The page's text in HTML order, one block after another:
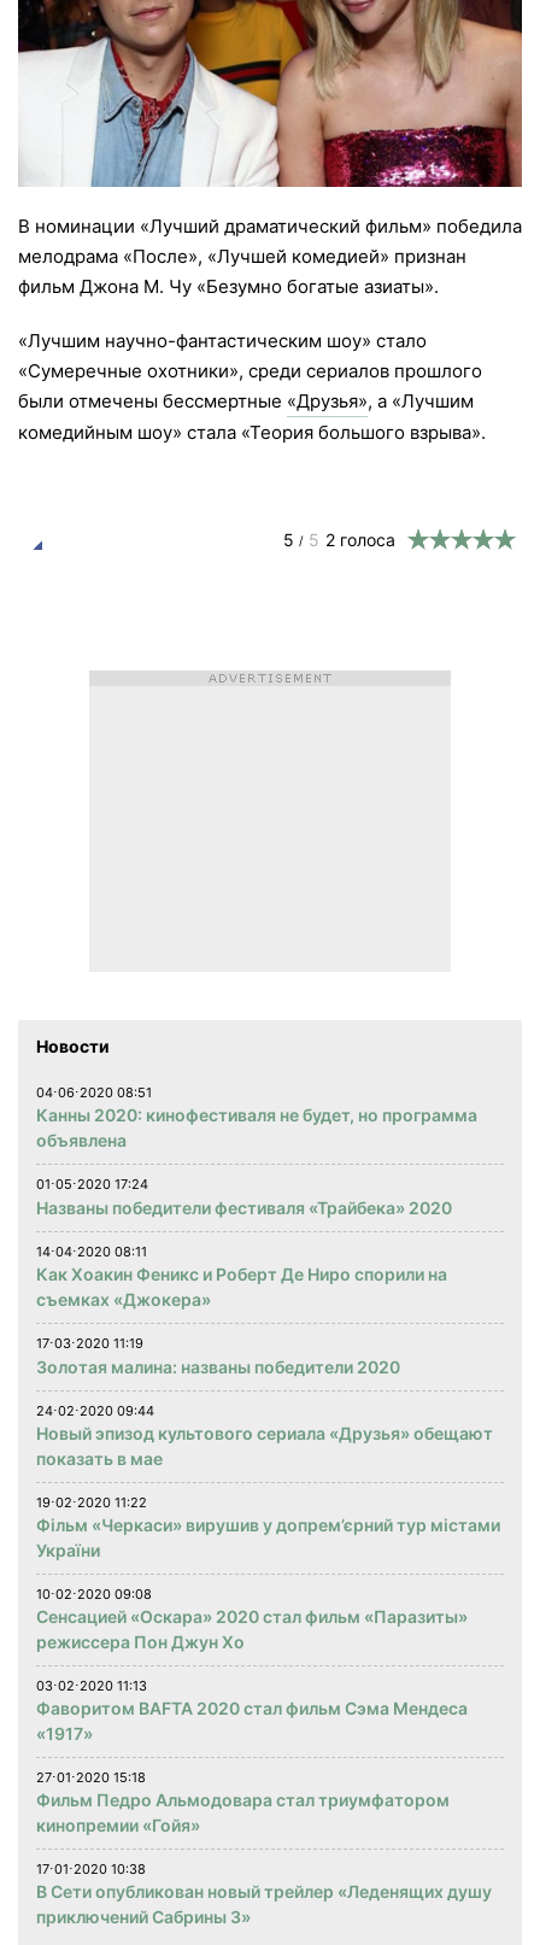
В номинации «Лучший драматический фильм» победила
мелодрама «После», «Лучшей комедией» признан
фильм Джона М. Чу «Безумно богатые азиаты».
«Лучшим научно-фантастическим шоу» стало
«Сумеречные охотники», среди сериалов прошлого
были отмечены бессмертные «Друзья», а «Лучшим
комедийным шоу» стала «Теория большого взрыва».
5 / 5 2 голоса
Новости
04⋅06⋅2020 08:51
Канны 2020: кинофестиваля не будет, но программа
объявлена
01⋅05⋅2020 17:24
Названы победители фестиваля «Трайбека» 2020
14⋅04⋅2020 08:11
Как Хоакин Феникс и Роберт Де Ниро спорили на
съемках «Джокера»
17⋅03⋅2020 11:19
Золотая малина: названы победители 2020
24⋅02⋅2020 09:44
Новый эпизод культового сериала «Друзья» обещают
показать в мае
19⋅02⋅2020 11:22
Фільм «Черкаси» вирушив у допрем’єрний тур містами
України
10⋅02⋅2020 09:08
Сенсацией «Оскара» 2020 стал фильм «Паразиты»
режиссера Пон Джун Хо
03⋅02⋅2020 11:13
Фаворитом BAFTA 2020 стал фильм Сэма Мендеса
«1917»
27⋅01⋅2020 15:18
Фильм Педро Альмодовара стал триумфатором
кинопремии «Гойя»
17⋅01⋅2020 10:38
В Сети опубликован новый трейлер «Леденящих душу
приключений Сабрины 3»